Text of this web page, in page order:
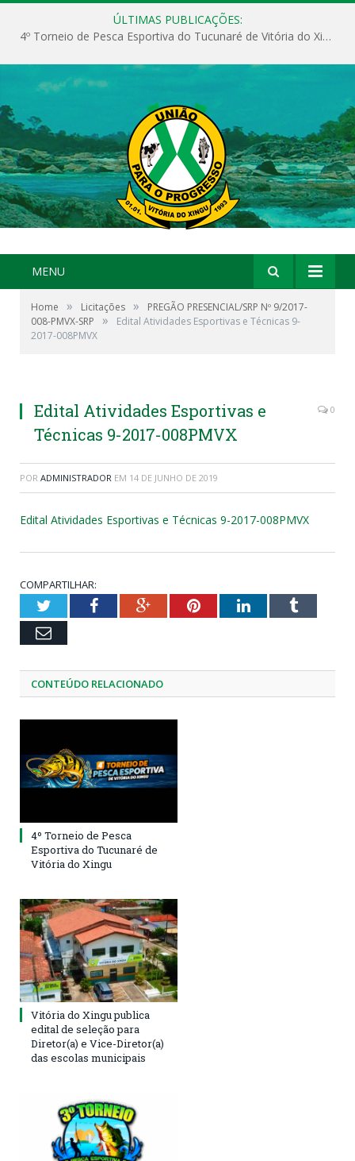
ÚLTIMAS PUBLICAÇÕES:
4º Torneio de Pesca Esportiva do Tucunaré de Vitória do Xingu
MENU
Home » Licitações »
PREGÃO PRESENCIAL/SRP Nº 9/2017-
008-PMVX-SRP
»
Edital Atividades Esportivas e Técnicas 9-
2017-008PMVX
Edital Atividades Esportivas e
Técnicas 9-2017-008PMVX
0
POR ADMINISTRADOR EM 14 DE JUNHO DE 2019
Edital Atividades Esportivas e Técnicas 9-2017-008PMVX
COMPARTILHAR:
TwitterFacebookGoogle+PinterestLinkedInTumblr
Email
CONTEÚDO RELACIONADO
4º Torneio de Pesca
Esportiva do Tucunaré de
Vitória do Xingu
Vitória do Xingu publica
edital de seleção para
Diretor(a) e Vice-Diretor(a)
das escolas municipais